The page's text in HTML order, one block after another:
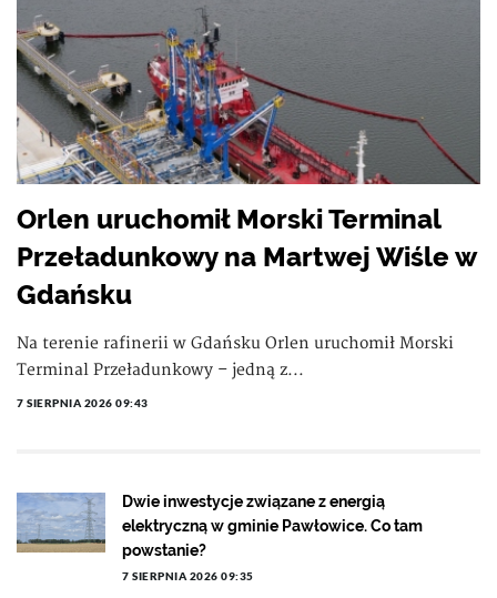
Orlen uruchomił Morski Terminal
Przeładunkowy na Martwej Wiśle w
Gdańsku
Na terenie rafinerii w Gdańsku Orlen uruchomił Morski
Terminal Przeładunkowy – jedną z...
7 SIERPNIA 2026 09:43
Dwie inwestycje związane z energią
elektryczną w gminie Pawłowice. Co tam
powstanie?
7 SIERPNIA 2026 09:35